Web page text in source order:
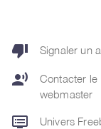
thumb_down Signaler un
record_voice_over
Contacter le
webmaster
dvr Univers